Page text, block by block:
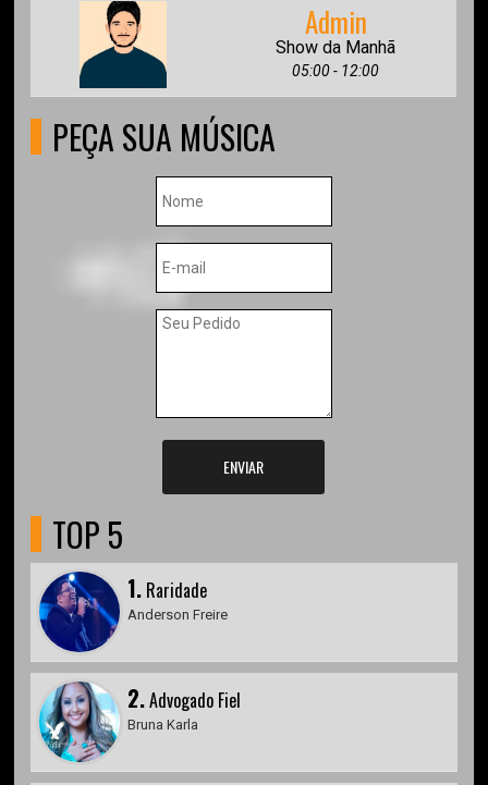
Admin
Show da Manhã
05:00 - 12:00
PEÇA SUA MÚSICA
ENVIAR
TOP 5
1. Raridade
Anderson Freire
2.Advogado Fiel
Bruna Karla